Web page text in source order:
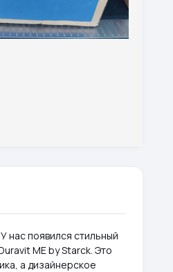
появился стильный
ME by Starck. Это
а дизайнерское